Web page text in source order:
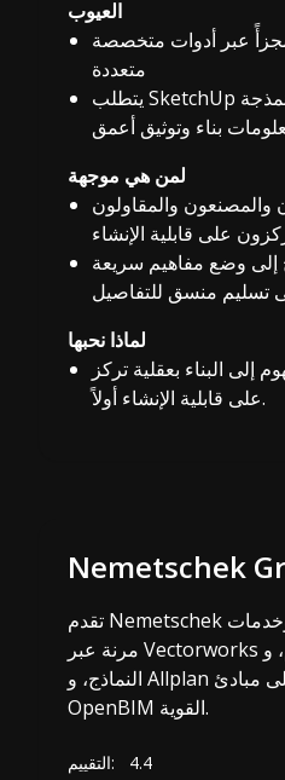
العيوب
مجزأً عبر أدوات متخصصة
متعددة
يتطلب SketchUp إضافات لتحقيق نمذجة
بناء وتوثيق أعمق
لمن هي موجهة
والمصنعون والمقاولون
على قابلية الإنشاء
إلى وضع مفاهيم سريعة
تسليم منسق للتفاصيل
لماذا نحبها
البناء بعقلية تركز
على قابلية الإنشاء أولاً.
Nemetschek
تقدم Nemetschek نمذجة معلومات بناء وخدمات
مرنة عبر Vectorworks للتصميم، و Solibri لفحص
النماذج، و Allplan للهندسة—مرتكزة على مبادئ
OpenBIM القوية.
التقييم:
4.4